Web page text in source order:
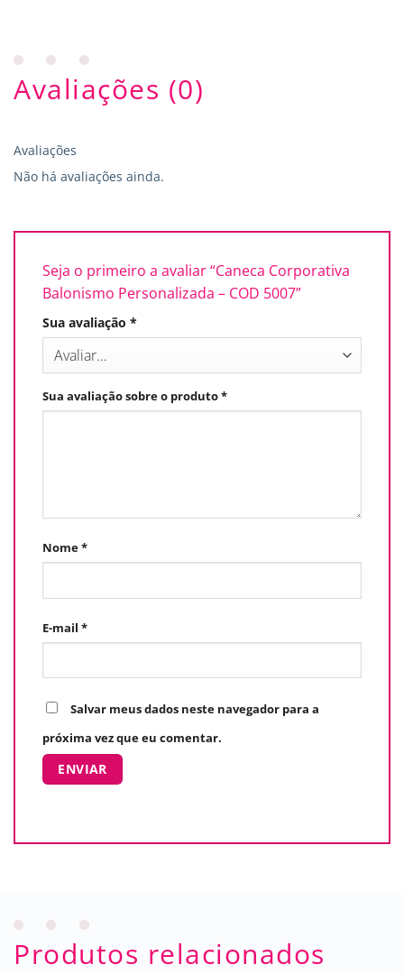
Avaliações (0)
Avaliações
Não há avaliações ainda.
Seja o primeiro a avaliar “Caneca Corporativa
Balonismo Personalizada – COD 5007”
Sua avaliação *
Sua avaliação sobre o produto*
Nome*
E-mail *
Salvar meus dados neste navegador para a
próxima vez que eu comentar.
Produtos relacionados